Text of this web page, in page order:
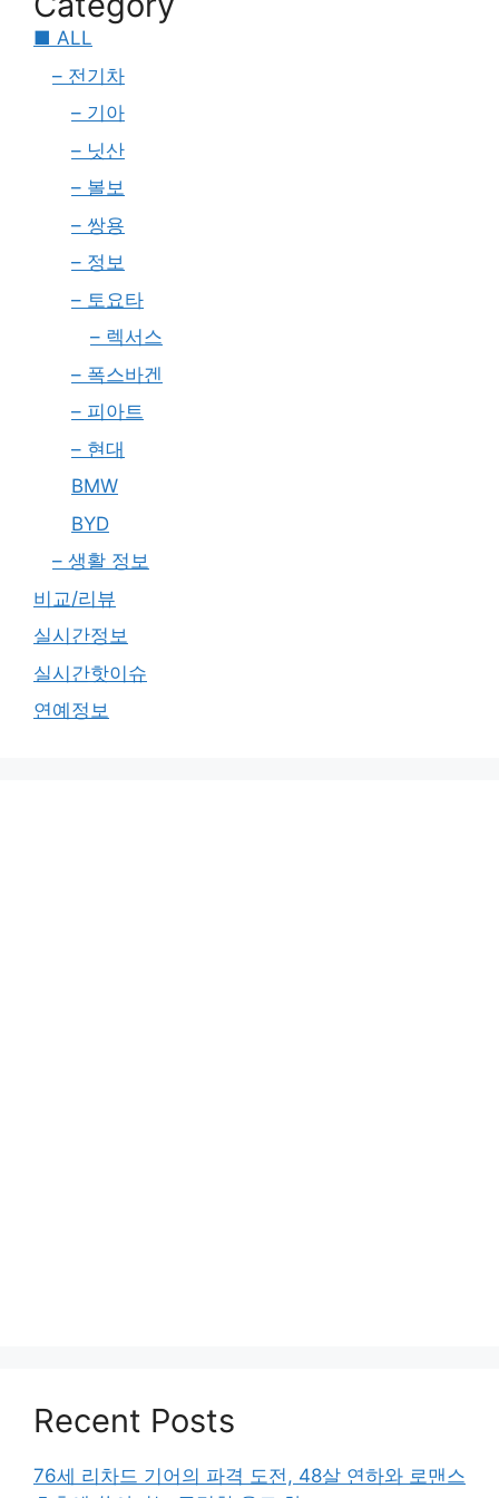
■ ALL
– 전기차
– 기아
– 닛산
– 볼보
– 쌍용
– 정보
– 토요타
– 렉서스
– 폭스바겐
– 피아트
– 현대
BMW
BYD
– 생활 정보
비교/리뷰
실시간정보
실시간핫이슈
연예정보
Recent Posts
76세 리차드 기어의 파격 도전, 48살 연하와 로맨스